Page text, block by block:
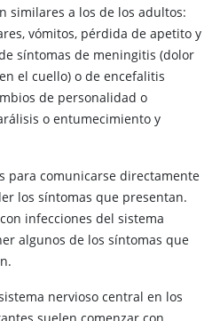
similares a los de los adultos:
vómitos, pérdida de apetito y
síntomas de meningitis (dolor
el cuello) o de encefalitis
de personalidad o
o entumecimiento y
para comunicarse directamente
los síntomas que presentan.
infecciones del sistema
algunos de los síntomas que
nervioso central en los